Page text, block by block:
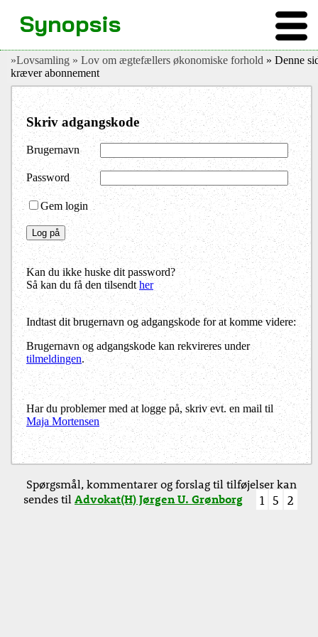
»Lovsamling » Lov om ægtefællers økonomiske forhold » Denne
kræver abonnement
Skriv adgangskode
Brugernavn
Password
Gem login
Kan du ikke huske dit password?
Så kan du få den tilsendther
Indtast dit brugernavn og adgangskode for at komme videre:
Brugernavn og adgangskode kan rekvireres under
tilmeldingen.
Har du problemer med at logge på, skriv evt. en mail til
Maja Mortensen
Synopsis
Spørgsmål, kommentarer og forslag til tilføjelser kan
sendes tilAdvokat(H) Jørgen U. Grønborg 1 5 2